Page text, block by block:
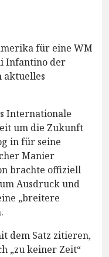
für eine WM
Infantino der
aktuelles
Internationale
um die Zukunft
in für seine
Manier
brachte offiziell
Ausdruck und
„breitere
dem Satz zitieren,
„zu keiner Zeit“